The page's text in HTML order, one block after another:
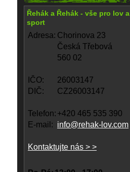
Řehák a Řehák - vše pro lov a
sport
Adresa: Chorinova 23
Česká Třebová
560 02
IČO:
26003147
DIČ:
CZ26003147
Telefon: +420 465 535 390
E-mail: info@rehak-lov.com
Kontaktujte nás > >